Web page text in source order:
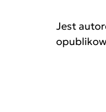
Jest